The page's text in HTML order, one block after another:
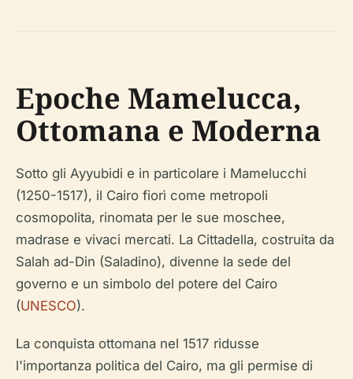
Epoche Mamelucca,
Ottomana e Moderna
Sotto gli Ayyubidi e in particolare i Mamelucchi
(1250-1517), il Cairo fiorì come metropoli
cosmopolita, rinomata per le sue moschee,
madrase e vivaci mercati. La Cittadella, costruita da
Salah ad-Din (Saladino), divenne la sede del
governo e un simbolo del potere del Cairo
(UNESCO).
La conquista ottomana nel 1517 ridusse
l'importanza politica del Cairo, ma gli permise di